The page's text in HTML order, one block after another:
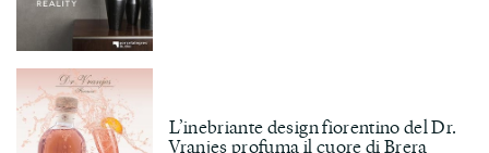
L’inebriante design fiorentino del Dr.
Vranjes profuma il cuore di Brera